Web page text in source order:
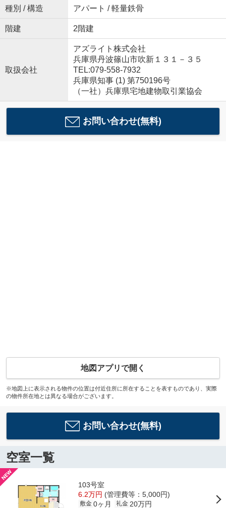
種別 / 構造 アパート / 軽量鉄骨
階建 2階建
取扱会社
アズライト株式会社
兵庫県丹波篠山市吹新１３１－３５
TEL:079-558-7932
兵庫県知事 (1) 第750196号
（一社）兵庫県宅地建物取引業協会
お問い合わせ(無料)
地図アプリで開く
※地図上に表示される物件の位置は付近住所に所在することを表すものであり、実際
の物件所在地とは異なる場合がございます。
お問い合わせ(無料)
空室一覧
103号室
6.2万円 (管理費等：5,000円)
敷金 0ヶ月 礼金 20万円